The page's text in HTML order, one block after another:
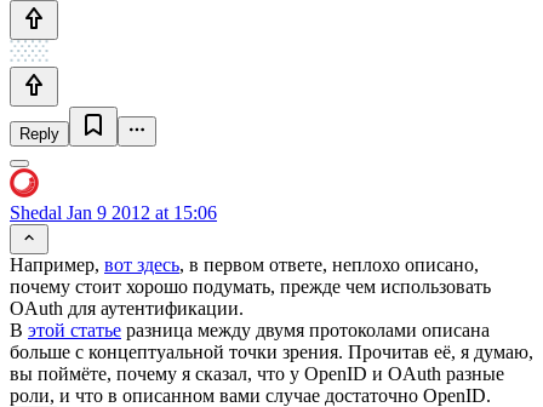
Reply
Shedal Jan 9 2012 at 15:06
Например, вот здесь, в первом ответе, неплохо описано,
почему стоит хорошо подумать, прежде чем использовать
OAuth для аутентификации.
В этой статье разница между двумя протоколами описана
больше с концептуальной точки зрения. Прочитав её, я думаю,
вы поймёте, почему я сказал, что у OpenID и OAuth разные
роли, и что в описанном вами случае достаточно OpenID.